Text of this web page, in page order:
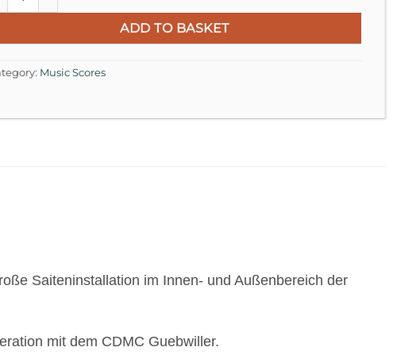
ADD TO BASKET
Music Scores
Saiteninstallation im Innen- und Außenbereich der
mit dem CDMC Guebwiller.